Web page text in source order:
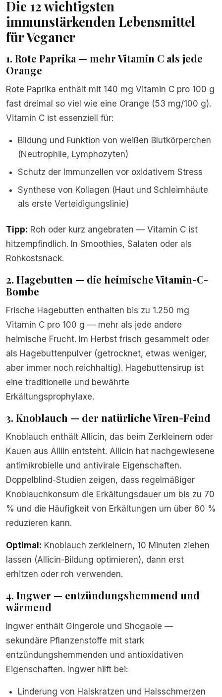
Die 12 wichtigsten
immunstärkenden Lebensmittel
für Veganer
1. Rote Paprika — mehr Vitamin C als jede
Orange
Rote Paprika enthält mit 140 mg Vitamin C pro 100 g
fast dreimal so viel wie eine Orange (53 mg/100 g).
Vitamin C ist essenziell für:
Bildung und Funktion von weißen Blutkörperchen
(Neutrophile, Lymphozyten)
Schutz der Immunzellen vor oxidativem Stress
Synthese von Kollagen (Haut und Schleimhäute
als erste Verteidigungslinie)
Tipp: Roh oder kurz angebraten — Vitamin C ist
hitzempfindlich. In Smoothies, Salaten oder als
Rohkostsnack.
2. Hagebutten — die heimische Vitamin-C-
Bombe
Frische Hagebutten enthalten bis zu 1.250 mg
Vitamin C pro 100 g — mehr als jede andere
heimische Frucht. Im Herbst frisch gesammelt oder
als Hagebuttenpulver (getrocknet, etwas weniger,
aber immer noch reichhaltig). Hagebuttensirup ist
eine traditionelle und bewährte
Erkältungsprophylaxe.
3. Knoblauch — der natürliche Viren-Feind
Knoblauch enthält Allicin, das beim Zerkleinern oder
Kauen aus Alliin entsteht. Allicin hat nachgewiesene
antimikrobielle und antivirale Eigenschaften.
Doppelblind-Studien zeigen, dass regelmäßiger
Knoblauchkonsum die Erkältungsdauer um bis zu 70
% und die Häufigkeit von Erkältungen um über 60 %
reduzieren kann.
Optimal: Knoblauch zerkleinern, 10 Minuten ziehen
lassen (Allicin-Bildung optimieren), dann erst
erhitzen oder roh verwenden.
4. Ingwer — entzündungshemmend und
wärmend
Ingwer enthält Gingerole und Shogaole —
sekundäre Pflanzenstoffe mit stark
entzündungshemmenden und antioxidativen
Eigenschaften. Ingwer hilft bei:
Linderung von Halskratzen und Halsschmerzen